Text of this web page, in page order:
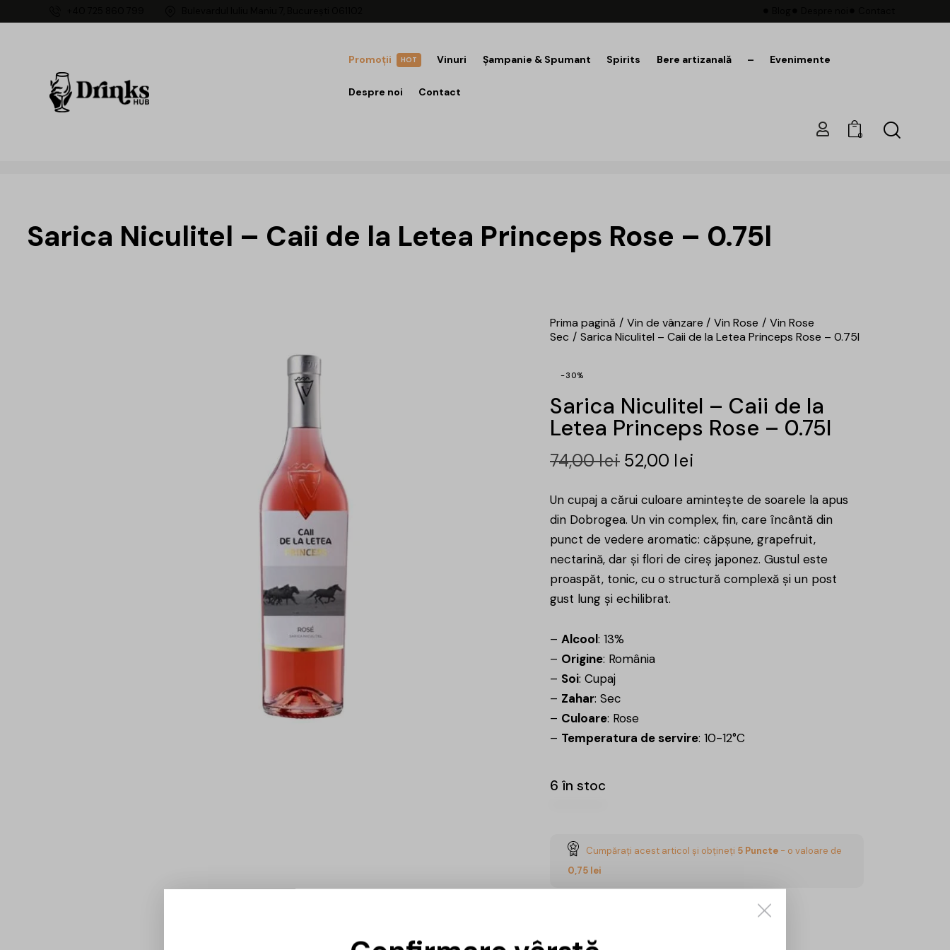
HOT
Promoții Vinuri Șampanie & Spumant Spirits Bere artizanală – Evenimente
Despre noi Contact
0
Sarica Niculitel – Caii de la Letea Princeps Rose – 0.75l
Prima pagină Vin de vânzare Vin Rose
Vin Rose
Sec
Sarica Niculitel – Caii de la Letea Princeps Rose – 0.75l
-30%
Sarica Niculitel – Caii de la
Letea Princeps Rose – 0.75l
74,00lei 52,00 lei
Un cupaj a cărui culoare amintește de soarele la apus
din Dobrogea. Un vin complex, fin, care încântă din
punct de vedere aromatic: căpșune, grapefruit,
nectarină, dar și flori de cireș japonez. Gustul este
proaspăt, tonic, cu o structură complexă și un post
gust lung și echilibrat.
– Alcool: 13%
– Origine: România
– Soi: Cupaj
– Zahar: Sec
– Culoare: Rose
– Temperatura de servire: 10-12°C
6 în stoc
Cumpărați acest articol și obțineți 5 Puncte - o valoare de
0,75 lei